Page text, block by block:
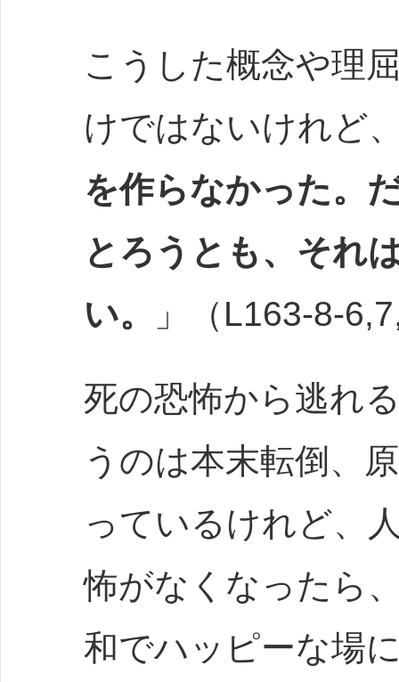
こうした概念や理
けではないけれど
を作らなかった。
とろうとも、それ
い。
」（L163-8-
死の恐怖から逃れ
うのは本末転倒、
っているけれど、
怖がなくなったら
和でハッピーな場